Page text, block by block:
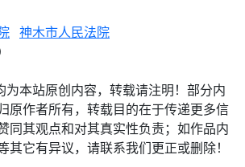
神木市人民法院
为本站原创内容，转载请注明！部分内
原作者所有，转载目的在于传递更多信
同其观点和对其真实性负责；如作品内
其它有异议，请联系我们更正或删除！